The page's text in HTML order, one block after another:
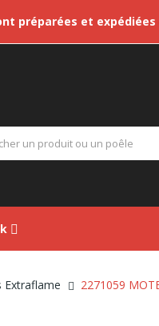
préparées et expédiées
Extraflame 2271059